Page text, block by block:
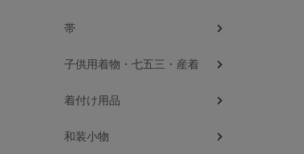
帯
子供用着物・七五三・産着
着付け用品
和装小物